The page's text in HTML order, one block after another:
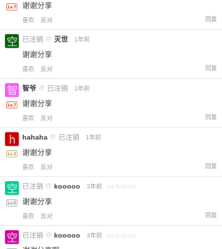
¥
谢谢分享
喜欢 反对 回复
已注销 @ 灭世 1年前
谢谢分享
喜欢 反对 回复
智爷 @ 已注销 1年前
谢谢分享
喜欢 反对 回复
hahaha @ 已注销 1年前
谢谢分享
喜欢 反对 回复
已注销 @ kooooo 3年前 via Android
谢谢分享
喜欢 反对 回复
已注销 @ kooooo 3年前 via Android